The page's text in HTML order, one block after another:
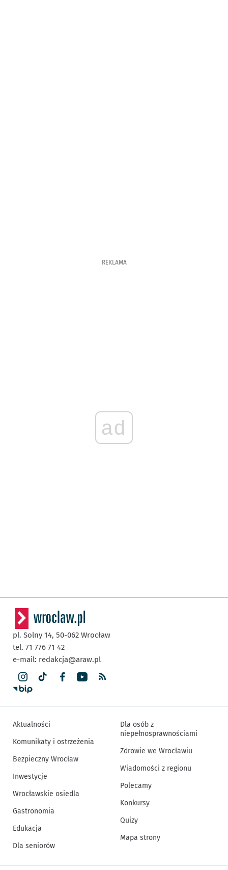
REKLAMA
ad
pl. Solny 14, 50-062 Wrocław
tel. 71 776 71 42
e-mail: redakcja@araw.pl
Aktualności
Komunikaty i ostrzeżenia
Bezpieczny Wrocław
Inwestycje
Wrocławskie osiedla
Gastronomia
Edukacja
Dla seniorów
Dla osób z
niepełnosprawnościami
Zdrowie we Wrocławiu
Wiadomości z regionu
Polecamy
Konkursy
Quizy
Mapa strony